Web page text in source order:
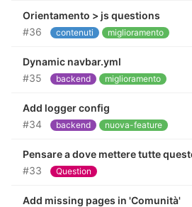
Orientamento > js questions
#36
contenuti miglioramento
Dynamic navbar.yml
#35
backend miglioramento
Add logger config
#34
backend nuova-feature
Pensare a dove mettere tutte
#33
Question
Add missing pages in 'Comunità'